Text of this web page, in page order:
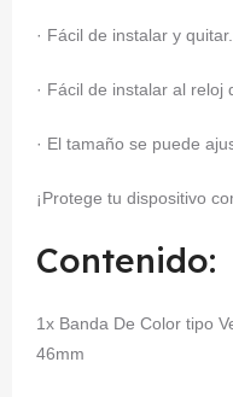
· Fácil de instalar y quitar.
· Fácil de instalar al reloj
· El tamaño se puede
¡Protege tu dispositivo
Contenido:
1x Banda De Color tipo
46mm